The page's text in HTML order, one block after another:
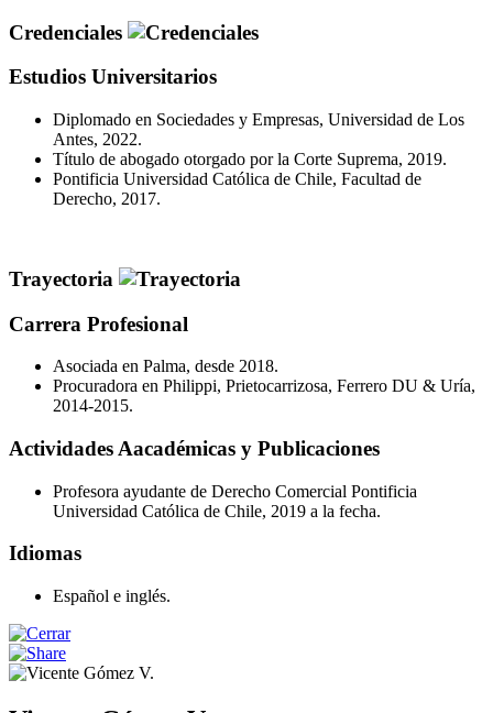
Credenciales
Estudios Universitarios
Diplomado en Sociedades y Empresas, Universidad de Los
Antes, 2022.
Título de abogado otorgado por la Corte Suprema, 2019.
Pontificia Universidad Católica de Chile, Facultad de
Derecho, 2017.
Trayectoria
Carrera Profesional
Asociada en Palma, desde 2018.
Procuradora en Philippi, Prietocarrizosa, Ferrero DU & Uría,
2014-2015.
Actividades Aacadémicas y Publicaciones
Profesora ayudante de Derecho Comercial Pontificia
Universidad Católica de Chile, 2019 a la fecha.
Idiomas
Español e inglés.